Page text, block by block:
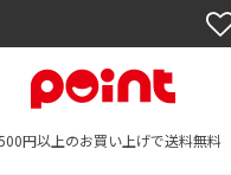
円以上のお買い上げで送料無料